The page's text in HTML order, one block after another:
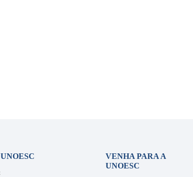
VENHA PARA A
UNOESC